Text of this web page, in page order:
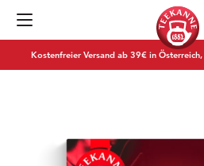
Navigation
Kostenfreier Versand ab 39€ in